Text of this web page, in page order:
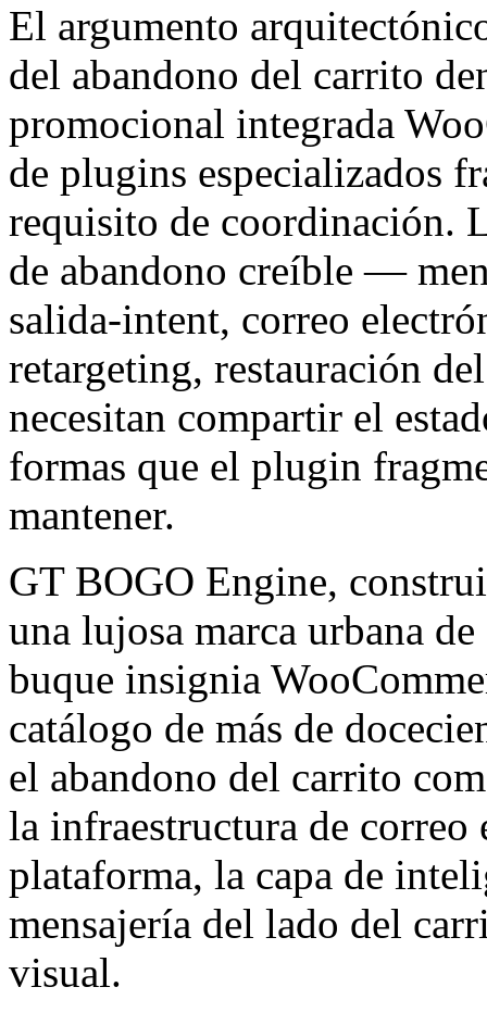
El argumento
del abandono del carrito
promocional integrada
de plugins especializados
requisito de coordinación.
de abandono creíble —
salida-intent, correo
retargeting, restauración
necesitan compartir el
formas que el plugin
mantener.
GT BOGO Engine,
una lujosa marca urbana
buque insignia
catálogo de más de
el abandono del carrito
la infraestructura de
plataforma, la capa de
mensajería del lado del
visual.